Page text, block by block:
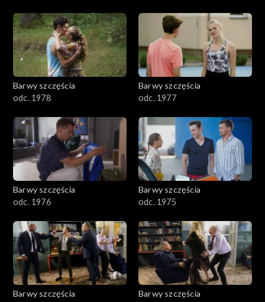
Barwy szczęścia
odc. 1978
Barwy szczęścia
odc. 1977
Barwy szczęścia
odc. 1976
Barwy szczęścia
odc. 1975
Barwy szczęścia
Barwy szczęścia